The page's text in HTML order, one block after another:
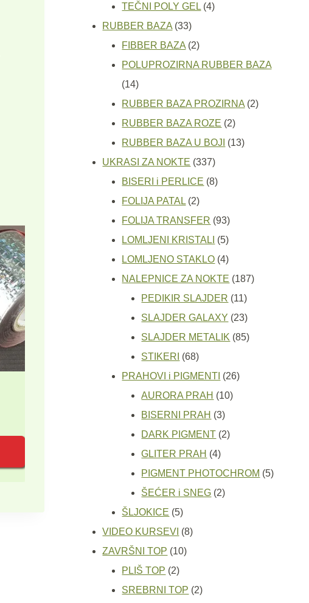
TEČNI POLY GEL 44
RUBBER BAZA 3333
proizvoda
FIBBER BAZA 22
proizvoda
POLUPROZIRNA RUBBER BAZA
1414
proizvoda
RUBBER BAZA PROZIRNA 22
RUBBER BAZA ROZE 22
proizvoda
RUBBER BAZA U BOJI 1313
UKRASI ZA NOKTE 337337
proizvoda
BISERI i PERLICE 88
FOLIJA PATAL 22
proizvoda
FOLIJA TRANSFER 9393
proizvoda
LOMLJENI KRISTALI 55
proizvoda
LOMLJENO STAKLO 44
proizvoda
NALEPNICE ZA NOKTE 187187
PEDIKIR SLAJDER 1111
proizvoda
SLAJDER GALAXY 2323
proizvoda
SLAJDER METALIK 8585
STIKERI 6868
proizvoda
PRAHOVI i PIGMENTI 2626
AURORA PRAH 1010
BISERNI PRAH 33
proizvoda
DARK PIGMENT 22
GLITER PRAH 44
proizvoda
PIGMENT PHOTOCHROM 55
ŠEĆER i SNEG 22
ŠLJOKICE 55
proizvoda
VIDEO KURSEVI 88
ZAVRŠNI TOP 1010
PLIŠ TOP 22
proizvoda
SREBRNI TOP 22